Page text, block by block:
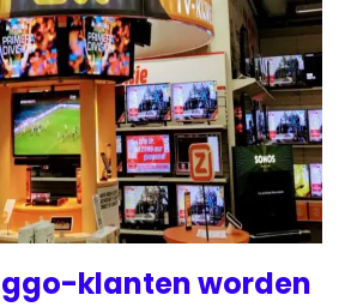
klanten worden